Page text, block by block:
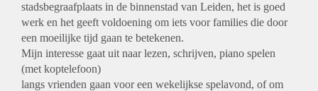
stadsbegraafplaats in de binnenstad van Leiden, het is goed
werk en het geeft voldoening om iets voor families die door
een moeilijke tijd gaan te betekenen.
Mijn interesse gaat uit naar lezen, schrijven, piano spelen
(met koptelefoon)
langs vrienden gaan voor een wekelijkse spelavond, of om